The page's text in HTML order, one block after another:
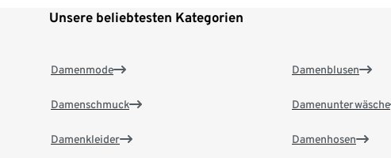
Unsere beliebtesten Kategorien
Damenmode
Damenschmuck
Damenkleider
Damenblusen
Damenunterwäsche
Damenhosen